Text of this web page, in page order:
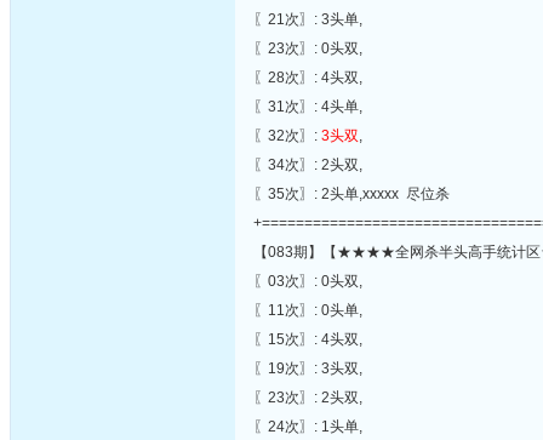
〖21次〗: 3头单,
〖23次〗: 0头双,
〖28次〗: 4头双,
〖31次〗: 4头单,
〖32次〗: 3头双,
〖34次〗: 2头双,
〖35次〗: 2头单,xxxxx 尽位杀
【083期】【★★★★全网杀半头高手统计
〖03次〗: 0头双,
〖11次〗: 0头单,
〖15次〗: 4头双,
〖19次〗: 3头双,
〖23次〗: 2头双,
〖24次〗: 1头单,